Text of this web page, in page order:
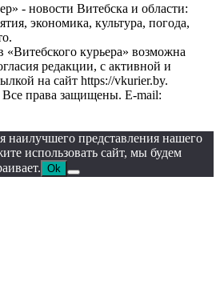
- новости Витебска и области:
экономика, культура, погода,
«Витебского курьера» возможна
редакции, с активной и
на сайт https://vkurier.by.
права защищены. E-mail:
наилучшего представления нашего
использовать сайт, мы будем
Ok